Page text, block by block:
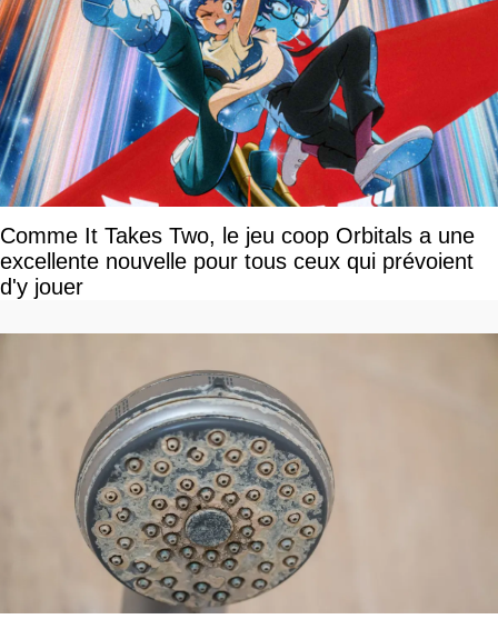
Comme It Takes Two, le jeu coop Orbitals a une
excellente nouvelle pour tous ceux qui prévoient
d'y jouer